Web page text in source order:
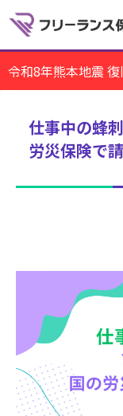
令和8年熊本地震
仕事中の蜂
労災保険で